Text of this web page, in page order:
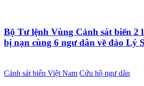
Bộ Tư lệnh Vùng Cảnh sát biển 2
bị nạn cùng 6 ngư dân về đảo Lý
Cảnh sát biển Việt Nam Cứu hộ ngư dân